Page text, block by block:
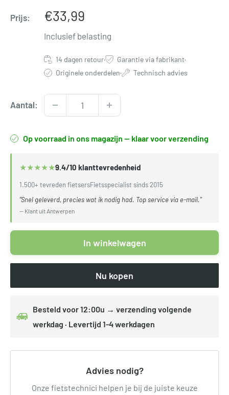
Prijs: Verkoopprijs
€33,99
Inclusief belasting
14 dagen retour· Garantie via fabrikant·
Originele onderdelen· Technisch advies
Aantal:
Op voorraad in ons magazijn — klaar voor verzending
★★★★★9.4/10 klanttevredenheid
1.500+ tevreden fietsersFietsspecialist sinds 2015
"Snel geleverd, precies wat ik nodig had. Top service via e-mail."
— Klant uit Antwerpen
In winkelwagen
Nu kopen
Besteld voor 12:00u → verzending volgende
werkdag · Levertijd 1-4 werkdagen
Advies nodig?
Onze fietstechnici helpen je bij de juiste keuze